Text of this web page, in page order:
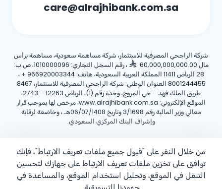
care@alrajhibank.com.sa
شركة الراجحي المصرفية للاستثمار، شركة مساهمة سعودية، مساهمة برأس
مال 60,000,000,000.00
، رقم السجل التجاري: 1010000096، ص.ب:
28 الرياض 11411 المملكة العربية السعودية، هاتف:
+ 966920003344 ،
8001244455 العنوان الوطني: شركة الراجحي المصرفية للاستثمار، 8467
طريق الملك فهد – حي المروج، وحدة رقم (1)، الرياض 12263 – 2743،
الموقع الإلكتروني: www.alrajhibank.com.sa، مرخص لها بموجب قرار
معالي وزير المالية رقم 3/1698 وتاريخ 06/07/1408هـ ، وخاضعة لرقابة
وإشراف البنك المركزي السعودي.
حقوق الطبع والنشر ©2026 مصرف الراجحي.
سياسة ملفات تعريف الارتباط سياسة الخصوصية الأحكام والشروط
من خلال النقر على "قبول جميع ملفات تعريف الارتباط"، فإنك
توافق على تخزين ملفات تعريف الارتباط على جهازك لتحسين
التنقل في الموقع، وتحليل استخدام الموقع، والمساعدة في